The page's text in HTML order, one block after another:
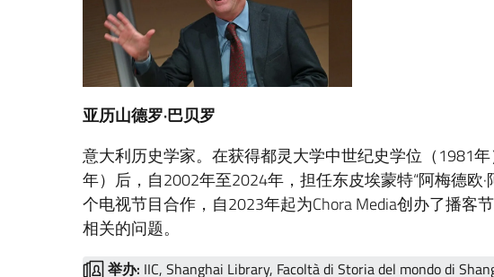
亚历山德罗·巴贝罗
意大利历史学家。在获得都灵大学中世纪史学位（1981
年）后，自2002年至2024年，担任东皮埃蒙特“阿梅德欧
个电视节目合作，自2023年起为Chora Media创办了播客
相关的问题。
举办: IIC, Shanghai Library, Facoltà di Storia del mondo di